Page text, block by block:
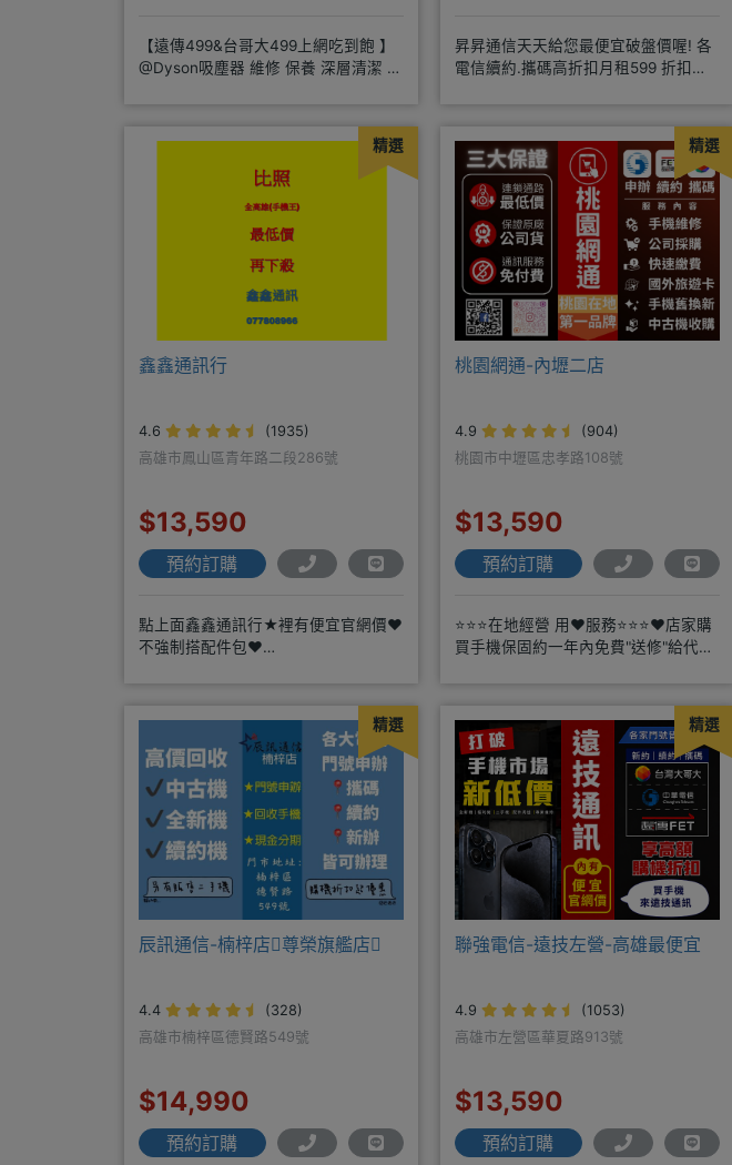
【遠傳499&台哥大499上網吃到飽 】
@Dyson吸塵器 維修 保養 深層清潔 周
昇昇通信天天給您最便宜破盤價喔! 各
電信續約.攜碼高折扣月租599 折扣
精選
鑫鑫通訊行
4.6
(1935)
高雄市鳳山區青年路二段286號
$13,590
預約訂購
點上面鑫鑫通訊行★裡有便宜官網價❤️
不強制搭配件包❤️
精選
桃園網通-內壢二店
4.9
(904)
桃園市中壢區忠孝路108號
$13,590
預約訂購
⭐⭐⭐在地經營 用❤️服務⭐⭐⭐❤️店家購
買手機保固約一年內免費"送修"給代理
精選
辰訊通信-楠梓店尊榮旗艦店
4.4
(328)
高雄市楠梓區德賢路549號
$14,990
預約訂購
精選
聯強電信-遠技左營-高雄最便宜
4.9
(1053)
高雄市左營區華夏路913號
$13,590
預約訂購